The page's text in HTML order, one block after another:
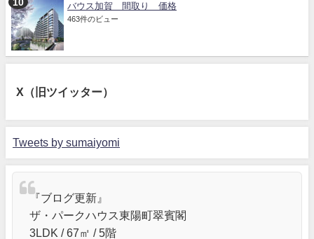
バウス加賀 間取り 価格
463件のビュー
X（旧ツイッター）
Tweets by sumaiyomi
『ブログ更新』
ザ・パークハウス東陽町翠賓閣
3LDK / 67㎡ / 5階